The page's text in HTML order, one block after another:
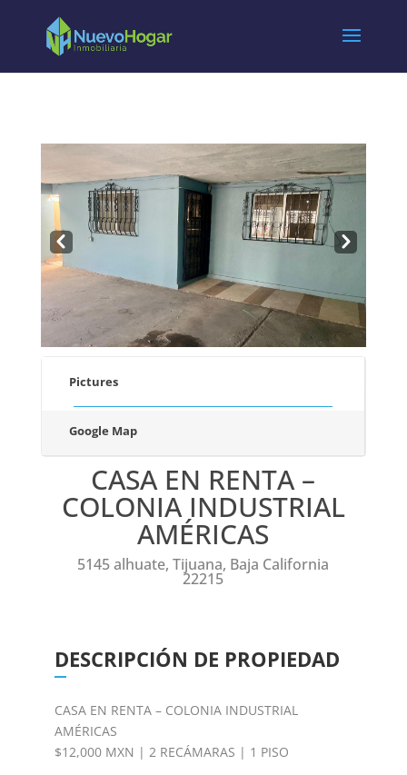
Pre
v
Nex
Pictures
Google Map
CASA EN RENTA –
COLONIA INDUSTRIAL
AMÉRICAS
5145 alhuate, Tijuana, Baja California
22215
DESCRIPCIÓN DE PROPIEDAD
CASA EN RENTA – COLONIA INDUSTRIAL
AMÉRICAS
$12,000 MXN | 2 RECÁMARAS | 1 PISO